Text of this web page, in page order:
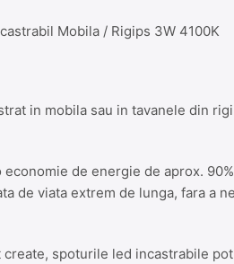
Mobila / Rigips 3W 4100K
in mobila sau in tavanele din
de energie de aprox.
de viata extrem de lunga, fara a
spoturile led incastrabile